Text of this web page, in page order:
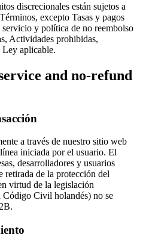
discrecionales están sujetos a
excepto Tasas y pagos
y política de no reembolso
Actividades prohibidas,
aplicable.
and no-refund
a través de nuestro sitio web
iniciada por el usuario. El
desarrolladores y usuarios
retirada de la protección del
virtud de la legislación
Código Civil holandés) no se